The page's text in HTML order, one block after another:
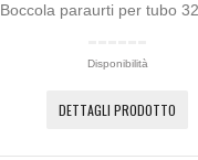
Boccola paraurti per tubo
Disponibilità
DETTAGLI PRODOTTO